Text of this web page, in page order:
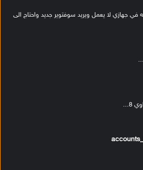
جهازي لا يعمل ويريد سوفتوير جديد واحتاج الى
8...